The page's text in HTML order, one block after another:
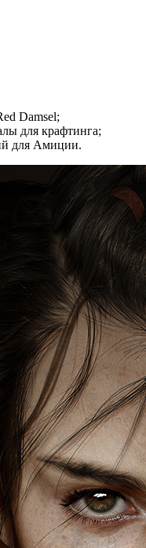
Damsel;
для крафтинга;
для Амиции.